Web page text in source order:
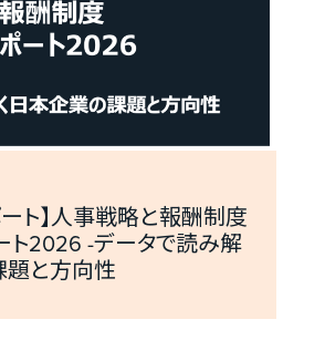
ト】人事戦略と報酬制度
ト2026 -データで読み解
題と方向性